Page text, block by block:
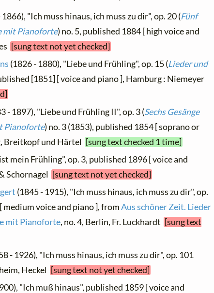
1866), "Ich muss hinaus, ich muss zu dir", op. 20 (Fünf
mit Pianoforte) no. 5, published 1884 [ high voice and
[sung text not yet checked]
(1826 - 1880), "Liebe und Frühling", op. 15 (Lieder und
[1851] [ voice and piano ], Hamburg : Niemeyer
- 1897), "Liebe und Frühling II", op. 3 (Sechs Gesänge
Pianoforte) no. 3 (1853), published 1854 [ soprano or
Breitkopf und Härtel [sung text checked 1 time]
mein Frühling", op. 3, published 1896 [ voice and
Schornagel [sung text not yet checked]
(1845 - 1915), "Ich muss hinaus, ich muss zu dir", op.
medium voice and piano ], fromAus schöner Zeit. Lieder
mit Pianoforte, no. 4, Berlin, Fr. Luckhardt [sung text
- 1926), "Ich muss hinaus, ich muss zu dir", op. 101
Heckel [sung text not yet checked]
"Ich muß hinaus", published 1859 [ voice and